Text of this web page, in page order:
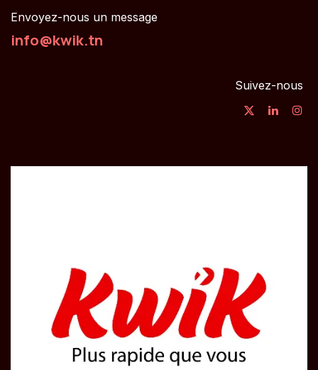
Envoyez-nous un message
info@kwik.tn
Suivez-nous